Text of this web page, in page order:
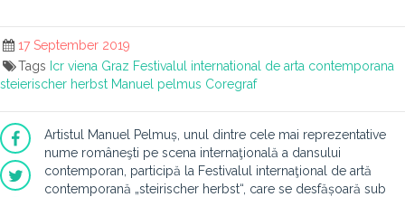
17 September 2019
Tags Icr viena Graz Festivalul international de arta contemporana
steierischer herbst Manuel pelmus Coregraf
Artistul Manuel Pelmuș, unul dintre cele mai reprezentative
nume româneşti pe scena internaţională a dansului
contemporan, participă la Festivalul internaţional de artă
contemporană „steirischer herbst“, care se desfășoară sub